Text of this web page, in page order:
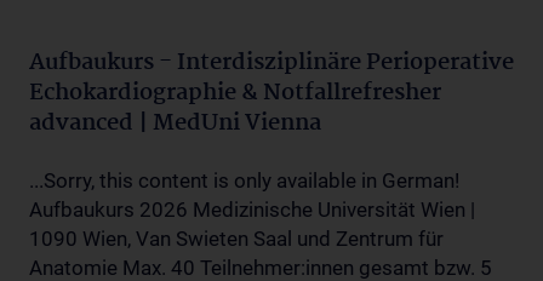
Aufbaukurs - Interdisziplinäre Perioperative
Echokardiographie & Notfallrefresher
advanced | MedUni Vienna
...Sorry, this content is only available in German!
Aufbaukurs 2026 Medizinische Universität Wien |
1090 Wien, Van Swieten Saal und Zentrum für
Anatomie Max. 40 Teilnehmer:innen gesamt bzw. 5